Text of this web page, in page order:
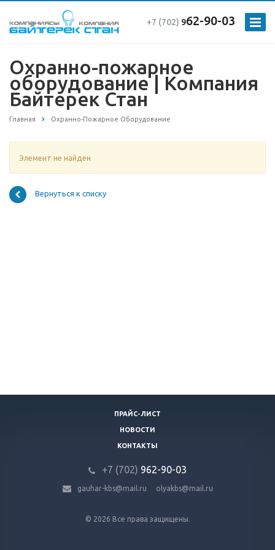
+7 (702) 962-90-03
Охранно-пожарное
оборудование | Компания
Байтерек Стан
Главная Охранно-Пожарное Оборудование
Элемент не найден
Вернуться к списку
ПРАЙС-ЛИСТ
НОВОСТИ
КОНТАКТЫ
+7 (702) 962-90-03
gauhar-kbs@mail.ru olyakbs@mail.ru
© 2026 Все права защищены.